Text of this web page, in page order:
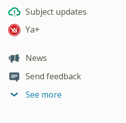
Subject updates
Ya+
News
Send feedback
See more